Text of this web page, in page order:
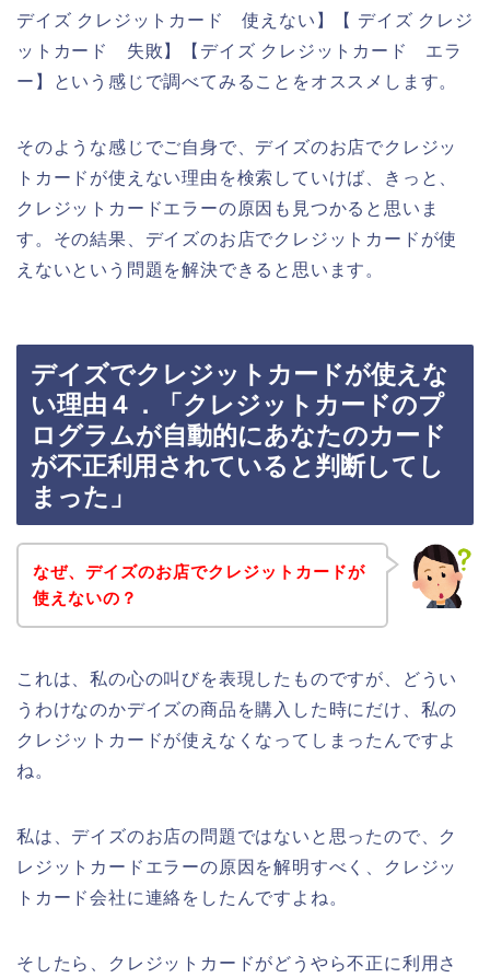
デイズ クレジットカード 使えない】【 デイズ クレジ
ットカード 失敗】【デイズ クレジットカード エラ
ー】という感じで調べてみることをオススメします。
そのような感じでご自身で、デイズのお店でクレジッ
トカードが使えない理由を検索していけば、きっと、
クレジットカードエラーの原因も見つかると思いま
す。その結果、デイズのお店でクレジットカードが使
えないという問題を解決できると思います。
デイズでクレジットカードが使えな
い理由４．「クレジットカードのプ
ログラムが自動的にあなたのカード
が不正利用されていると判断してし
まった」
なぜ、デイズのお店でクレジットカードが
使えないの？
これは、私の心の叫びを表現したものですが、どうい
うわけなのかデイズの商品を購入した時にだけ、私の
クレジットカードが使えなくなってしまったんですよ
ね。
私は、デイズのお店の問題ではないと思ったので、ク
レジットカードエラーの原因を解明すべく、クレジッ
トカード会社に連絡をしたんですよね。
そしたら、クレジットカードがどうやら不正に利用さ